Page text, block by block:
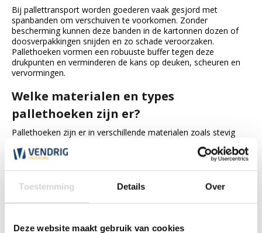
Toestemming Details Over
Deze website maakt gebruik van cookies
Bij pallettransport worden goederen vaak gesjord met
spanbanden om verschuiven te voorkomen. Zonder
bescherming kunnen deze banden in de kartonnen dozen of
doosverpakkingen snijden en zo schade veroorzaken.
Pallethoeken vormen een robuuste buffer tegen deze
drukpunten en verminderen de kans op deuken, scheuren en
vervormingen.
Welke materialen en types
pallethoeken zijn er?
Pallethoeken zijn er in verschillende materialen zoals stevig
hoekprofielen geven stabiliteit en zijn licht, terwijl kunststof
pallethoeken extra duurzaamheid bieden in zwaardere
toepassingen. Door de juiste maat en materiaal te kiezen kun
je optimale bescherming bereiken.
Waar kun je pallethoeken gebruiken
naast pallets?